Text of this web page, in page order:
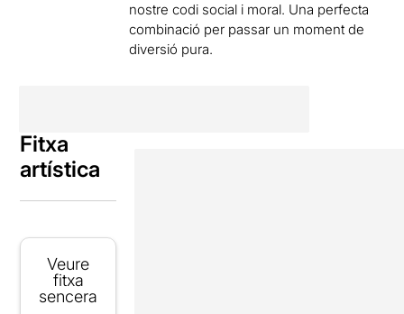
nostre codi social i moral. Una perfecta
combinació per passar un moment de
diversió pura.
Fitxa
artística
Veure
fitxa
sencera